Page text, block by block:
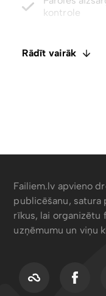
Rādīt vairāk
Atjaunojiet
pat 5 gadiem
ietagošana
Failiem.lv apvieno
publicēšanu, satura
rīkus, lai organizētu
uzņēmumu un viņu